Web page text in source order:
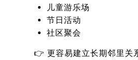
儿童游乐场
节日活动
社区聚会
👉 更容易建立长期邻里关